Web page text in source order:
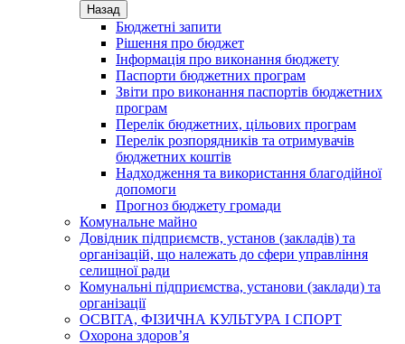
Назад
Бюджетні запити
Рішення про бюджет
Інформація про виконання бюджету
Паспорти бюджетних програм
Звіти про виконання паспортів бюджетних
програм
Перелік бюджетних, цільових програм
Перелік розпорядників та отримувачів
бюджетних коштів
Надходження та використання благодійної
допомоги
Прогноз бюджету громади
Комунальне майно
Довідник підприємств, установ (закладів) та
організацій, що належать до сфери управління
селищної ради
Комунальні підприємства, установи (заклади) та
організації
ОСВІТА, ФІЗИЧНА КУЛЬТУРА І СПОРТ
Охорона здоров’я